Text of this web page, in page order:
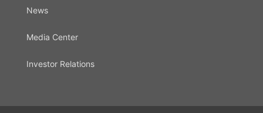
News
Media Center
Investor Relations